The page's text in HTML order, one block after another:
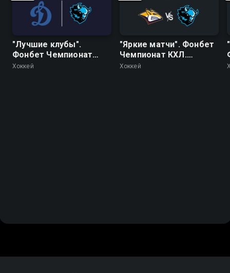
"Лучшие клубы".
Фонбет Чемпионат
КХЛ. "Динамо"
Хоккей
"Яркие матчи". Фонбет
Чемпионат КХЛ.
"Металлург" (Мг) -
Хоккей